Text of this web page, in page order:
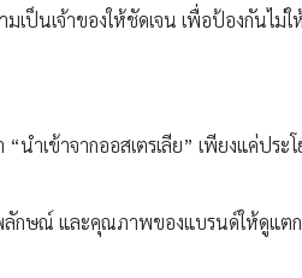
ป็นเจ้าของให้ชัดเจน เพื่อป้องกันไม่
ำเข้าจากออสเตรเลีย” เพียงแค่ประโ
กษณ์ และคุณภาพของแบรนด์ให้ดูแตก